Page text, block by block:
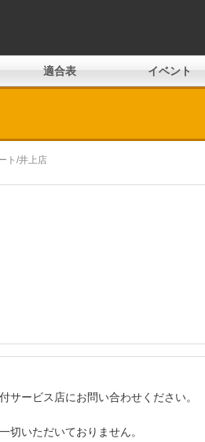
適合表 イベント
ト/井上店
ービス店にお問い合わせください。
切いただいておりません。